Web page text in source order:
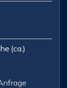
(ca.)